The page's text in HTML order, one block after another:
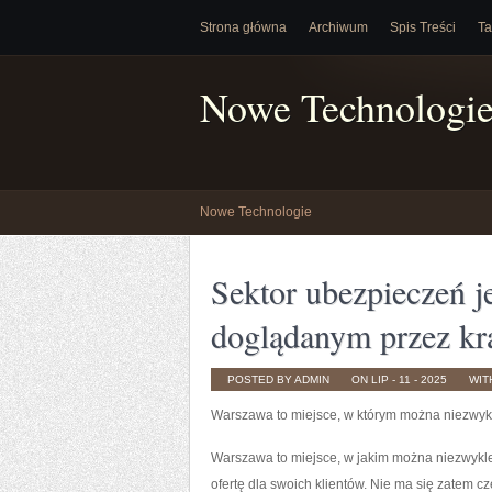
Strona główna Archiwum Spis Treści
Nowe
Nowe Technologie
Sektor ubezpieczeń
doglądanym przez
POSTED BY ADMIN ON LIP - 11 - 2025
Warszawa to miejsce, w którym można
Warszawa to miejsce, w jakim można
ofertę dla swoich klientów. Nie ma się zatem